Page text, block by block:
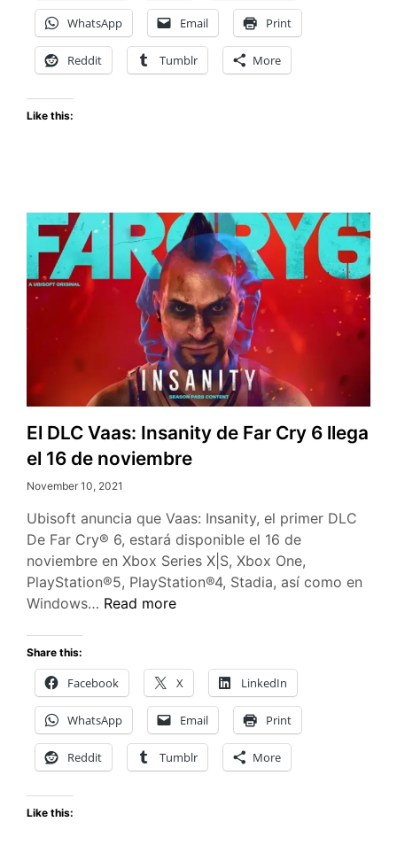
15
DE
NOVIEMBRE
WhatsApp Email Print
Reddit Tumblr More
Like this:
El DLC Vaas: Insanity de Far Cry 6 llega
el 16 de noviembre
November 10, 2021
Ubisoft anuncia que Vaas: Insanity, el primer DLC
De Far Cry® 6, estará disponible el 16 de
noviembre en Xbox Series X|S, Xbox One,
PlayStation®5, PlayStation®4, Stadia, así como en
Windows… El
Insanity
de
Far
Cry
6
llega
Read more
Share this:
Facebook X LinkedIn
WhatsApp Email Print
Reddit Tumblr More
Like this: